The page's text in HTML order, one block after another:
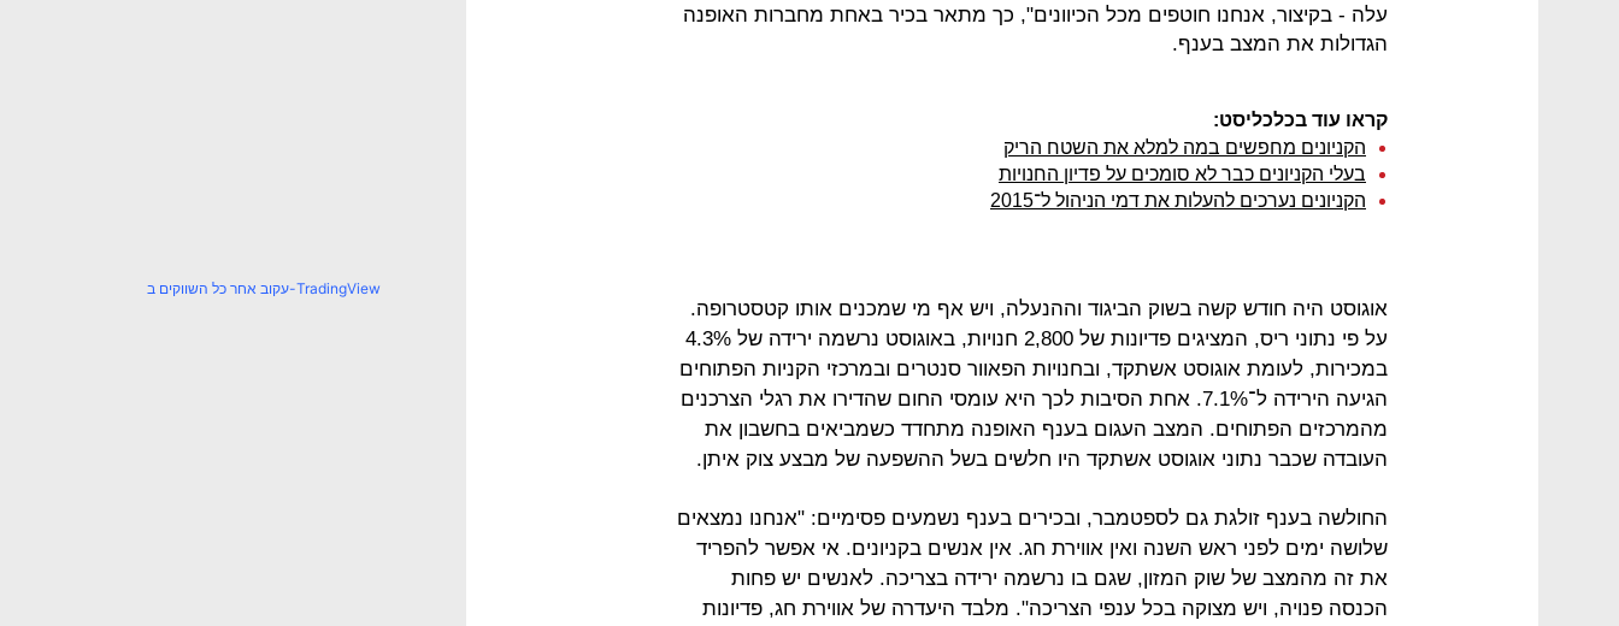
עלה - בקיצור, אנחנו חוטפים מכל הכיוונים", כך מתאר בכיר באחת מחברות האופנה
הגדולות את המצב בענף.
קראו עוד בכלכליסט:
הקניונים מחפשים במה למלא את השטח הריק
בעלי הקניונים כבר לא סומכים על פדיון החנויות
הקניונים נערכים להעלות את דמי הניהול ל־2015
אוגוסט היה חודש קשה בשוק הביגוד וההנעלה, ויש אף מי שמכנים אותו קטסטרופה.
על פי נתוני ריס, המציגים פדיונות של 2,800 חנויות, באוגוסט נרשמה ירידה של 4.3%
במכירות, לעומת אוגוסט אשתקד, ובחנויות הפאוור סנטרים ובמרכזי הקניות הפתוחים
הגיעה הירידה ל־7.1%. אחת הסיבות לכך היא עומסי החום שהדירו את רגלי הצרכנים
מהמרכזים הפתוחים. המצב העגום בענף האופנה מתחדד כשמביאים בחשבון את
העובדה שכבר נתוני אוגוסט אשתקד היו חלשים בשל ההשפעה של מבצע צוק איתן.
החולשה בענף זולגת גם לספטמבר, ובכירים בענף נשמעים פסימיים: "אנחנו נמצאים
שלושה ימים לפני ראש השנה ואין אווירת חג. אין אנשים בקניונים. אי אפשר להפריד
את זה מהמצב של שוק המזון, שגם בו נרשמה ירידה בצריכה. לאנשים יש פחות
הכנסה פנויה, ויש מצוקה בכל ענפי הצריכה". מלבד היעדרה של אווירת חג, פדיונות
עקוב אחר כל השווקים ב-TradingView